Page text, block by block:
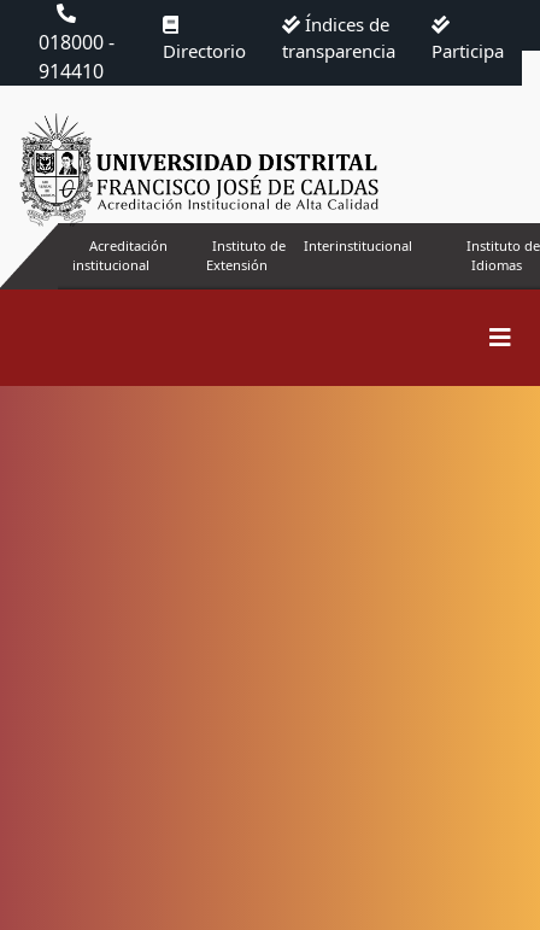
018000 -
914410
Directorio
Índices de
transparencia
Participa
Acreditación
institucional
Instituto de
Extensión
Interinstitucional
Instituto de
Idiomas